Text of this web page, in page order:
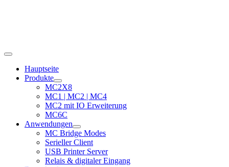
Hauptseite
Produkte
MC2X8
MC1 | MC2 | MC4
MC2 mit IO Erweiterung
MC6C
Anwendungen
MC Bridge Modes
Serieller Client
USB Printer Server
Relais & digitaler Eingang